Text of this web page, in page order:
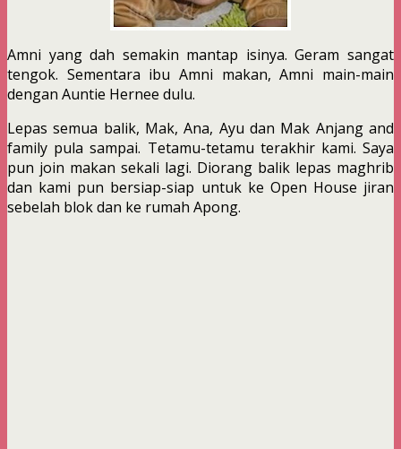
Amni yang dah semakin mantap isinya. Geram sangat
tengok. Sementara ibu Amni makan, Amni main-main
dengan Auntie Hernee dulu.
Lepas semua balik, Mak, Ana, Ayu dan Mak Anjang and
family pula sampai. Tetamu-tetamu terakhir kami. Saya
pun join makan sekali lagi. Diorang balik lepas maghrib
dan kami pun bersiap-siap untuk ke Open House jiran
sebelah blok dan ke rumah Apong.